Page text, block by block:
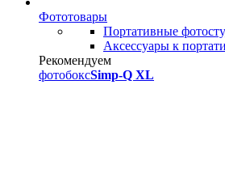
Фототовары
Портативные
Аксессуары к
Рекомендуем
фотобоксSimp-Q XL